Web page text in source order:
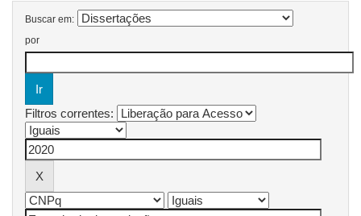
Buscar em:
por
Filtros correntes: